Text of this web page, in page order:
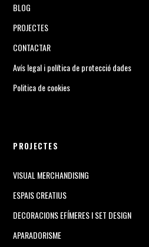
BLOG
PROJECTES
CONTACTAR
Avís legal i política de protecció dades
Politica de cookies
PROJECTES
VISUAL MERCHANDISING
ESPAIS CREATIUS
DECORACIONS EFÍMERES I SET DESIGN
APARADORISME